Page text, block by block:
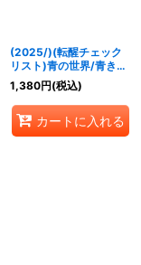
(2025/)(転醒チェック
リスト)青の世界/青き異
神【-】{BS73-
TCP06a/BS73-
TCP06b}《青》
1,380円(税込)
カートに入れる